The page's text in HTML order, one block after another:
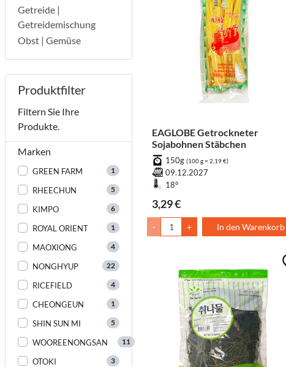
Getreide |
Getreidemischung
Obst | Gemüse
Produktfilter
Filtern Sie Ihre
Produkte.
Marken
GREEN FARM 1
RHEECHUN 5
KIMPO 6
ROYAL ORIENT 1
MAOXIONG 4
NONGHYUP 22
RICEFIELD 4
CHEONGEUN 1
SHIN SUN MI 5
WOOREENONGSAN 11
OTOKI 3
EAGLOBE Getrockneter
Sojabohnen Stäbchen
150g (100 g = 2,19 €)
09.12.2027
18°
3,29 €
- + In den Warenkorb